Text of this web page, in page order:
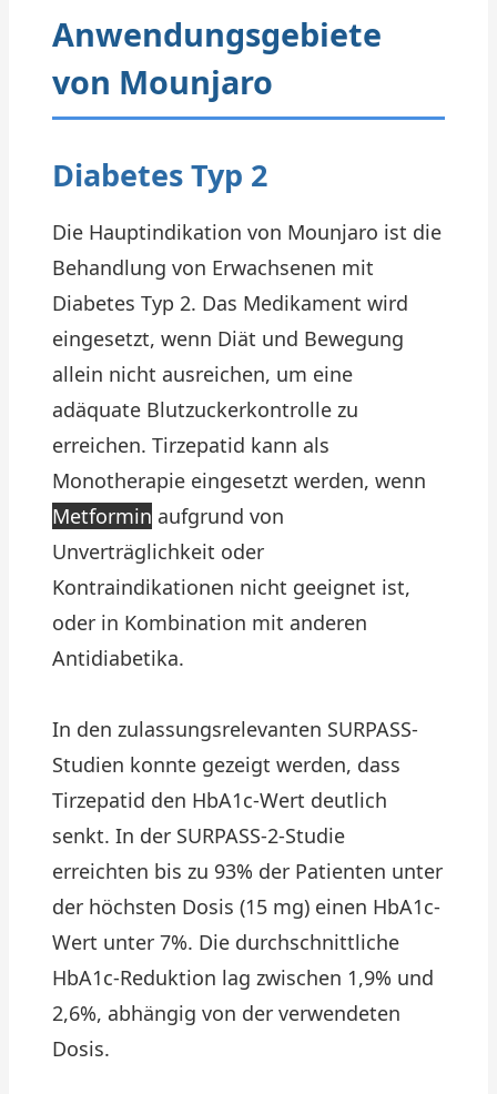
Anwendungsgebiete
von Mounjaro
Diabetes Typ 2
Die Hauptindikation von Mounjaro ist die
Behandlung von Erwachsenen mit
Diabetes Typ 2. Das Medikament wird
eingesetzt, wenn Diät und Bewegung
allein nicht ausreichen, um eine
adäquate Blutzuckerkontrolle zu
erreichen. Tirzepatid kann als
Monotherapie eingesetzt werden, wenn
Metformin aufgrund von
Unverträglichkeit oder
Kontraindikationen nicht geeignet ist,
oder in Kombination mit anderen
Antidiabetika.
In den zulassungsrelevanten SURPASS-
Studien konnte gezeigt werden, dass
Tirzepatid den HbA1c-Wert deutlich
senkt. In der SURPASS-2-Studie
erreichten bis zu 93% der Patienten unter
der höchsten Dosis (15 mg) einen HbA1c-
Wert unter 7%. Die durchschnittliche
HbA1c-Reduktion lag zwischen 1,9% und
2,6%, abhängig von der verwendeten
Dosis.